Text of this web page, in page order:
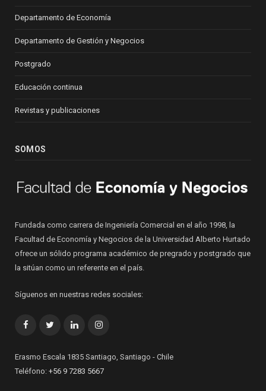
Departamento de Economía
Departamento de Gestión y Negocios
Postgrado
Educación continua
Revistas y publicaciones
SOMOS
Fundada como carrera de Ingeniería Comercial en el año 1998, la
Facultad de Economía y Negocios de la Universidad Alberto Hurtado
ofrece un sólido programa académico de pregrado y postgrado que
la sitúan como un referente en el país.
Síguenos en nuestras redes sociales:
FacebookTwitterLinkedInInstagram
Erasmo Escala 1835 Santiago, Santiago - Chile
Teléfono: +56 9 7283 5667